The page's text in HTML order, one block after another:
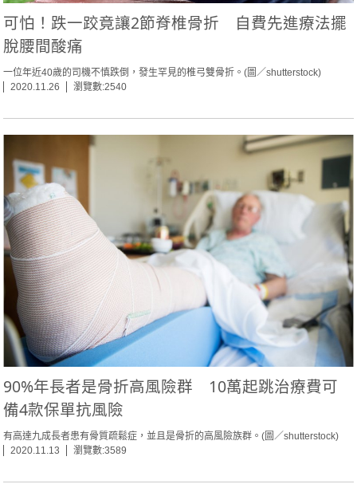
可怕！跌一跤竟讓2節脊椎骨折 自費先進療法擺
脫腰間酸痛
一位年近40歲的司機不慎跌倒，發生罕見的椎弓雙骨折。(圖／shutterstock)
2020.11.26
瀏覽數:2540
90%年長者是骨折高風險群 10萬起跳治療費可
備4款保單抗風險
有高達九成長者患有骨質疏鬆症，並且是骨折的高風險族群。(圖／shutterstock)
2020.11.13
瀏覽數:3589